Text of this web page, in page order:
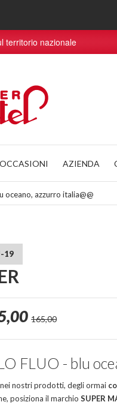
territorio nazionale
OCCASIONI AZIENDA
oceano, azzurro italia@@
19
165,00
FLUO - blu
nei nostri prodotti, degli ormai
posiziona il marchio SUPER